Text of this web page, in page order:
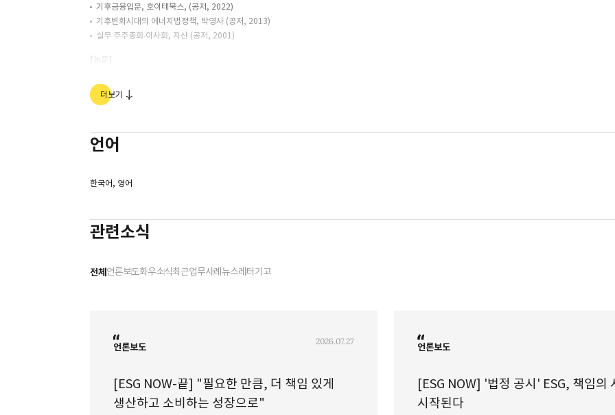
기후금융입문, 호이테북스, (공저, 2022)
기후변화시대의 에너지법정책, 박영사 (공저, 2013)
실무 주주총회∙이사회, 지산 (공저, 2001)
[논문]
오해와 논란 피하는 그린워싱 예방 가이드, 한경ESG, 한국경제신문사 (2023.12.)
Measuring the ESG impact and valuation in South Korea, Asia ESG Report, IFLR (공저, 2022)
더보기
언어
한국어, 영어
관련소식
전체 언론보도화우소식최근업무사례 뉴스레터 기고
언론보도
2026.07.27
[ESG NOW-끝] "필요한 만큼, 더 책임 있게
생산하고 소비하는 성장으로"
언론보도
[ESG NOW] '법정 공시' ESG, 책임의
시작된다